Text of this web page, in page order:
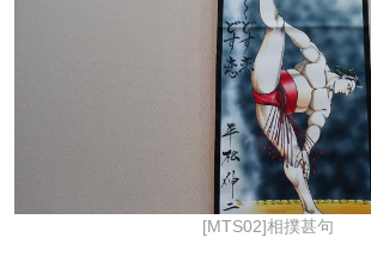
[MTS02]相撲甚句